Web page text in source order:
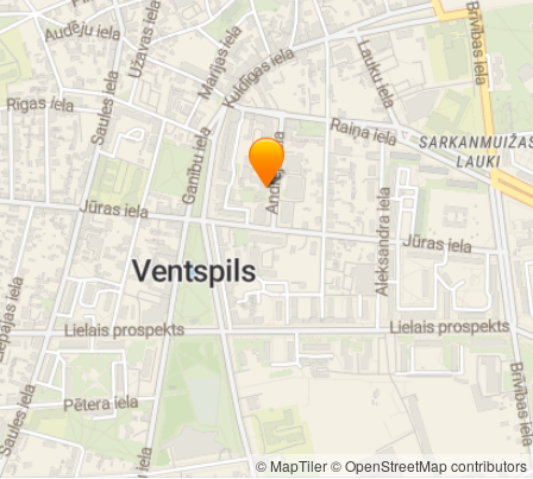
© MapTiler© OpenStreetMap contributors